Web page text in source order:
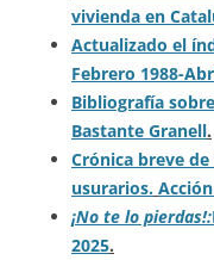
vivienda en
Actualizado el
Febrero 1988-
Bibliografía
Bastante Granell.
Crónica breve
usurarios.
¡No te lo pierdas!:
2025.